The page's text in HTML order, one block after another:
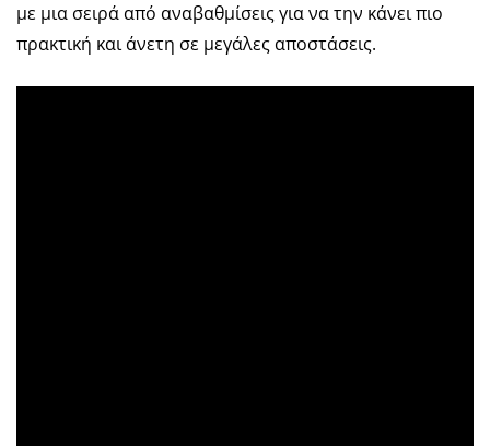
με μια σειρά από αναβαθμίσεις για να την κάνει πιο
πρακτική και άνετη σε μεγάλες αποστάσεις.